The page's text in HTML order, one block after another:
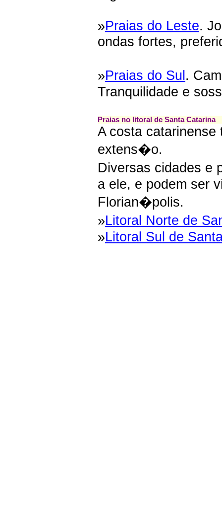
»Praias do Leste.
ondas fortes,
»Praias do Sul.
Tranquilidade e
Praias no litoral de Santa Catarina
A costa catarinense
extens�o.
Diversas cidades e
a ele, e podem ser
Florian�polis.
»Litoral Norte de
»Litoral Sul de